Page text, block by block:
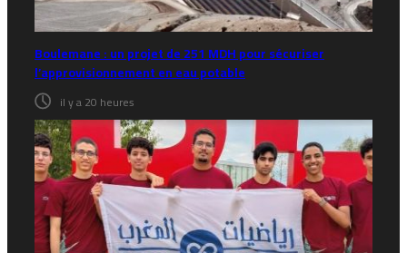
Boulemane : un projet de 251 MDH pour sécuriser
l’approvisionnement en eau potable
il y a 20 heures